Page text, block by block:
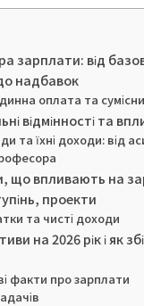
зарплати: від
надбавок
оплата та
відмінності та
та їхні доходи: від
що впливають на
проекти
та чисті доходи
на 2026 рік і як
факти про зарплати